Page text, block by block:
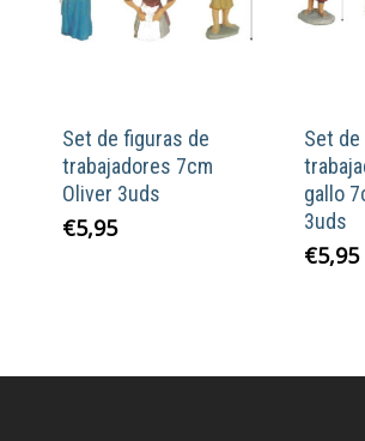
Set de figuras de
trabajadores 7cm
Oliver 3uds
€5,95
Set
gallo
3uds
€5,95